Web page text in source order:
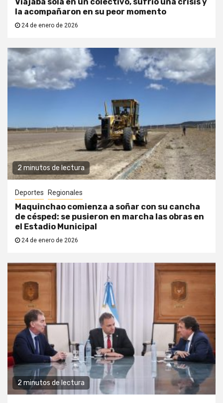
Viajaba sola en un colectivo, sufrió una crisis y
la acompañaron en su peor momento
24 de enero de 2026
2 minutos de lectura
Deportes Regionales
Maquinchao comienza a soñar con su cancha
de césped: se pusieron en marcha las obras en
el Estadio Municipal
24 de enero de 2026
2 minutos de lectura